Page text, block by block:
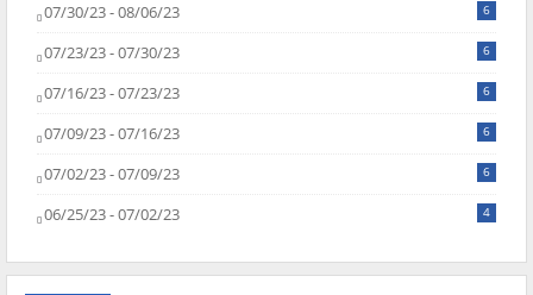
07/30/23 - 08/06/23 6
07/23/23 - 07/30/23 6
07/16/23 - 07/23/23 6
07/09/23 - 07/16/23 6
07/02/23 - 07/09/23 6
06/25/23 - 07/02/23 4